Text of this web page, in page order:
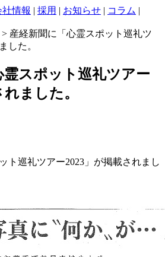
社情報 | 採用 | お知らせ | コラム |
> 産経新聞に「心霊スポット巡礼ツ
した。
霊スポット巡礼ツアー
ました。
ト巡礼ツアー2023」が掲載されまし